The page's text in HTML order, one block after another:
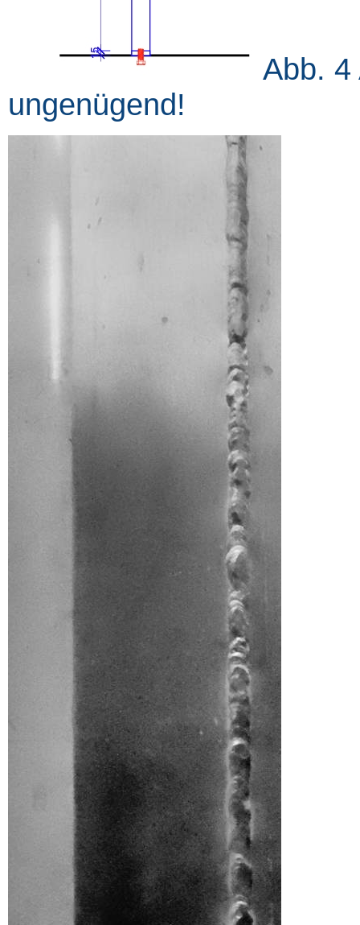
Abb. 4
ungenügend!